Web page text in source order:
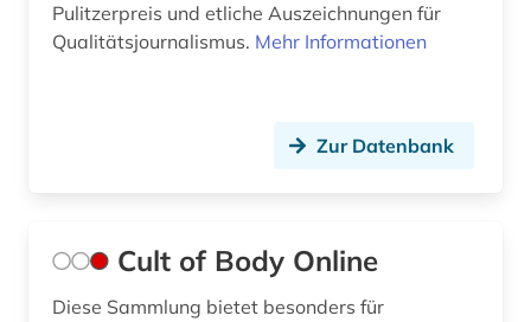
videotutorials (1)
wirtschaftsinformation (1)
wirtschaftswissenschaften (3)
Pulitzerpreis und etliche Auszeichnungen für
Qualitätsjournalismus. Mehr Informationen
Zur Datenbank
Cult of Body Online
Diese Sammlung bietet besonders für